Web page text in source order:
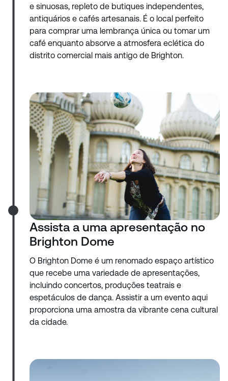
e sinuosas, repleto de butiques independentes,
antiquários e cafés artesanais. É o local perfeito
para comprar uma lembrança única ou tomar um
café enquanto absorve a atmosfera eclética do
distrito comercial mais antigo de Brighton.
Assista a uma apresentação no
Brighton Dome
O Brighton Dome é um renomado espaço artístico
que recebe uma variedade de apresentações,
incluindo concertos, produções teatrais e
espetáculos de dança. Assistir a um evento aqui
proporciona uma amostra da vibrante cena cultural
da cidade.